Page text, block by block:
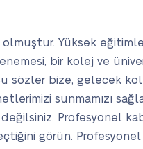
Yüksek
bir kolej ve
sözler bize, gelecek
sunmamızı
değilsiniz. Profesyonel
görün.